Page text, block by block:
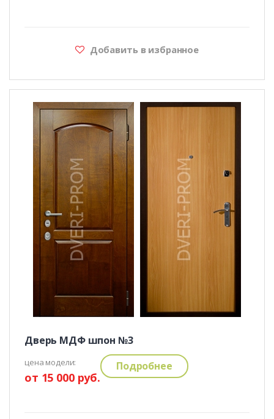
Добавить в избранное
Дверь МДФ шпон №3
цена модели:
от 15 000 руб.
Подробнее